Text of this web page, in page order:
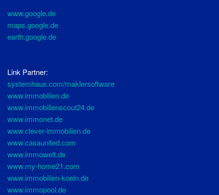
www.google.de
maps.google.de
earth.google.de
Link Partner:
systemhaus.com/maklersoftware
www.immobilien.de
www.immobilienscout24.de
www.immonet.de
www.clever-immobilien.de
www.casaunited.com
www.immowelt.de
www.my-home21.com
www.immobilien-koeln.de
www.immopool.de